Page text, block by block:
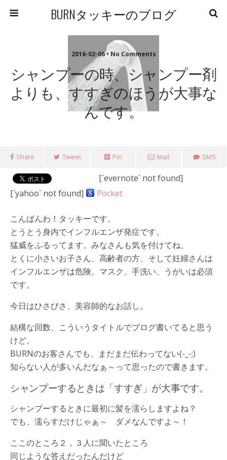
BURNタッキーのブログ
2016-02-06 • No Comments
シャンプーの時、シャンプー剤
よりも、すすぎのほうが大事な
んです。
Share Tweet Pin Mail SMS
[`evernote` not found]
[`yahoo` not found]
Pocket
こんばんわ！タッキーです。
とうとう身内でインフルエンザ発症です。
猛威をふるってます。みなさんも気を付けてね。
とくに小さいお子さん、高齢者の方、そして妊婦さんは
インフルエンザは危険。マスク、手洗い、うがいは必須
です。
今日はひさびさ、美容師的なお話し。
結構な回数、こういうタイトルでブログ書いてると思う
けど。
BURNのお客さんでも、まだまだ伝わってない(-_-;)
知らない人が多いんだなぁ～って思ったので書きます。
シャンプーするときは「すすぎ」が大事です。
シャンプーするときに最初に髪を濡らしますよね？
でも、濡らすだけじゃぁ～ ダメなんですよ～！
ここのところ２，３人に聞いたところ
同じような答えだったんだけど